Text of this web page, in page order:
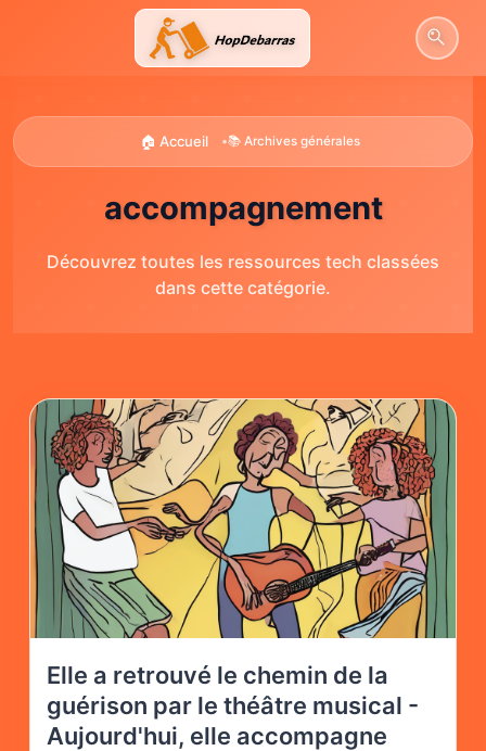
🏠 Accueil •📚 Archives générales
accompagnement
Découvrez toutes les ressources tech classées
dans cette catégorie.
Elle a retrouvé le chemin de la
guérison par le théâtre musical -
Aujourd'hui, elle accompagne